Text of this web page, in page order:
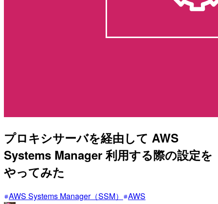
プロキシサーバを経由して AWS
Systems Manager 利用する際の設定を
やってみた
AWS Systems Manager（SSM）
AWS